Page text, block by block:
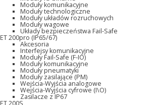
Moduły komunikacyjne
Moduły technologiczne
Moduły układów rozruchowych
Moduły wagowe
Układy bezpieczeństwa Fail-Safe
ET 200pro (IP65/67)
Akcesoria
Interfejsy komunikacyjne
Moduły Fail-Safe (F-IO)
Moduły komunikacyjne
Moduły pneumatyki
Moduły zasilające (PM)
Wejścia-Wyjścia analogowe
Wejścia-Wyjścia cyfrowe (I\O)
Zasilacze z IP67